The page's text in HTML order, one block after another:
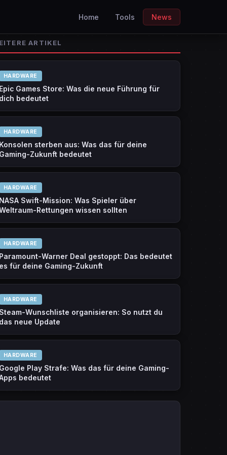
Home Tools News
ARTIKEL
HARDWARE
Epic Games Store: Was die neue Führung für
dich bedeutet
HARDWARE
Konsolen sterben aus: Was das für deine
Gaming-Zukunft bedeutet
HARDWARE
NASA Swift-Mission: Was Spieler über
Rettungen wissen sollten
HARDWARE
Paramount-Warner Deal gestoppt: Das bedeutet
es für deine Gaming-Zukunft
HARDWARE
Steam-Wunschliste organisieren: So nutzt du
das neue Update
HARDWARE
Google Play Strafe: Was das für deine Gaming-
bedeutet